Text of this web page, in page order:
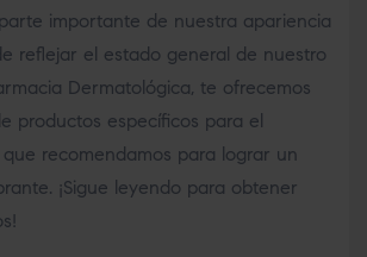
importante de nuestra apariencia
reflejar el estado general de nuestro
Dermatológica, te ofrecemos
productos específicos para el
recomendamos para lograr un
¡Sigue leyendo para obtener